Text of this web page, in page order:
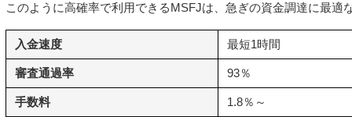
このように高確率で利用できるMSFJは、急ぎの資金調達に最適
入金速度 最短1時間
審査通過率 93％
手数料 1.8％～